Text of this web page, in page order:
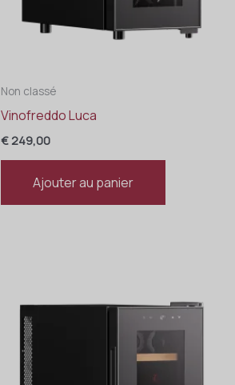
Non classé
Vinofreddo Luca
€249,00
Ajouter au panier